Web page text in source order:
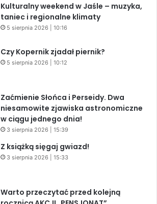
Kulturalny weekend w Jaśle – muzyka,
taniec i regionalne klimaty
5 sierpnia 2026 | 10:16
Czy Kopernik zjadał piernik?
5 sierpnia 2026 | 10:12
Zaćmienie Słońca i Perseidy. Dwa
niesamowite zjawiska astronomiczne
w ciągu jednego dnia!
3 sierpnia 2026 | 15:39
Z książką sięgaj gwiazd!
3 sierpnia 2026 | 15:33
Warto przeczytać przed kolejną